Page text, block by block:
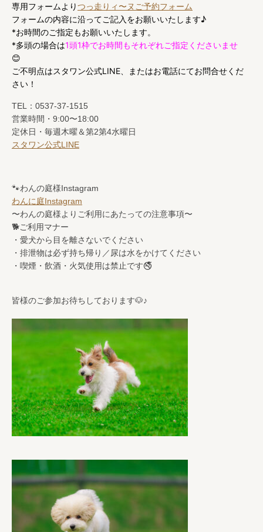
専用フォームよりつっ走りィ〜ヌご予約フォーム
フォームの内容に沿ってご記入をお願いいたします♪
*お時間のご指定もお願いいたします。
*多頭の場合は1頭1枠でお時間もそれぞれご指定くださいませ
😊
ご不明点はスタワン公式LINE、またはお電話にてお問合せくだ
さい！
TEL：0537-37-1515
営業時間・9:00〜18:00
定休日・毎週木曜＆第2第4水曜日
スタワン公式LINE
🐾わんの庭様Instagram
わんに庭Instagram
〜わんの庭様よりご利用にあたっての注意事項〜
🐕ご利用マナー
・愛犬から目を離さないでください
・排泄物は必ず持ち帰り／尿は水をかけてください
・喫煙・飲酒・火気使用は禁止です🚭
皆様のご参加お待ちしております🐶♪